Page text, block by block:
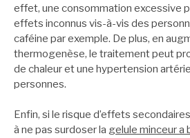
effet, une consommation excessive
effets inconnus vis-à-vis des
caféine par exemple. De plus, en
thermogenèse, le traitement peut
de chaleur et une hypertension
personnes.
Enfin, si le risque d’effets
à ne pas surdoser la gelule minceur a